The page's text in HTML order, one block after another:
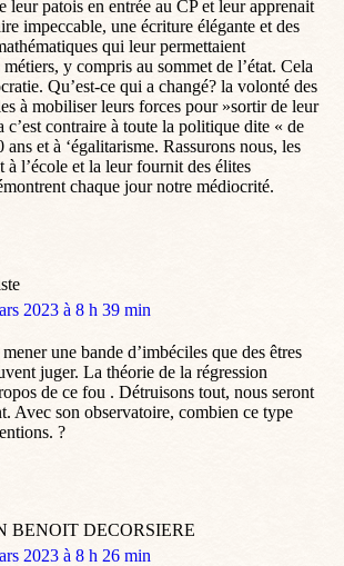
leur patois en entrée au CP et leur apprenait
impeccable, une écriture élégante et des
qui leur permettaient
y compris au sommet de l’état. Cela
Qu’est-ce qui a changé? la volonté des
à mobiliser leurs forces pour »sortir de leur
c’est contraire à toute la politique dite « de
ans et à ‘égalitarisme. Rassurons nous, les
à l’école et la leur fournit des élites
chaque jour notre médiocrité.
2023 à 8 h 39 min
une bande d’imbéciles que des êtres
juger. La théorie de la régression
de ce fou . Détruisons tout, nous seront
Avec son observatoire, combien ce type
?
BENOIT DECORSIERE
2023 à 8 h 26 min